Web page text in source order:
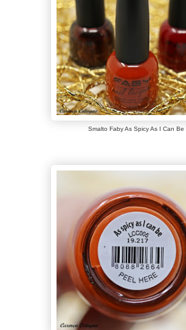
Smalto Faby As Spicy As I Can Be